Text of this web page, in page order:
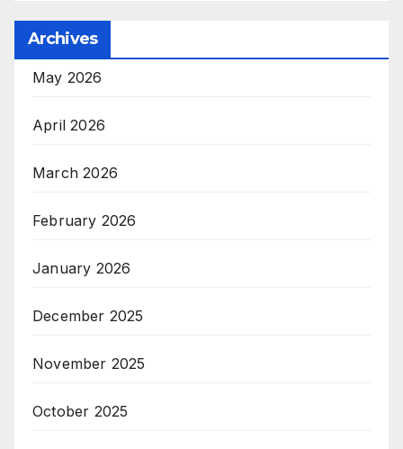
Archives
May 2026
April 2026
March 2026
February 2026
January 2026
December 2025
November 2025
October 2025